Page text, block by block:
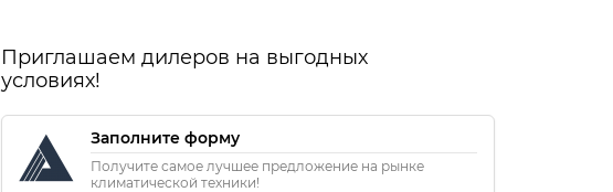
Приглашаем дилеров на выгодных
условиях!
Заполните форму
Получите самое лучшее предложение на рынке
климатической техники!